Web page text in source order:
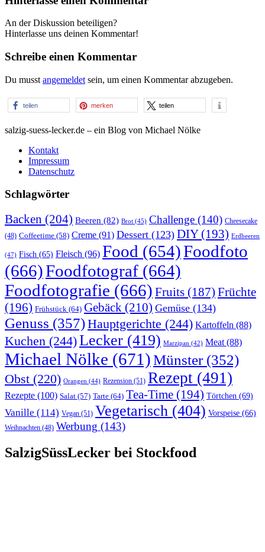
An der Diskussion beteiligen?
Hinterlasse uns deinen Kommentar!
Schreibe einen Kommentar
Du musst angemeldet sein, um einen Kommentar abzugeben.
teilen merken teilen
salzig-suess-lecker.de – ein Blog von Michael Nölke
Kontakt
Impressum
Datenschutz
Schlagwörter
Backen (204) Beeren (82) Brot (45) Challenge (140) Cheesecake
(48) Coffeetime (58) Creme (91) Dessert (123) DIY(193) Erdbeeren
(47) Fisch (65) Fleisch (96) Food (654)Foodfoto
(666)Foodfotograf (664)
Foodfotografie (666) Fruits (187) Früchte
(196) Frühstück (64) Gebäck (210) Gemüse (134)
Genuss (357)Hauptgerichte (244) Kartoffeln (88)
Kuchen (244)Lecker (419) Marzipan (42) Meat (88)
Michael Nölke (671)Münster(352)
Obst (220) Orangen (44) Rezension (51) Rezept (491)
Rezepte (100) Salat (57) Tarte (64) Tea-Time (194) Törtchen (69)
Vanille (114) Vegan (51) Vegetarisch (404) Vorspeise (66)
Weihnachten (48) Werbung (143)
SalzigSüssLecker bei Stockfood